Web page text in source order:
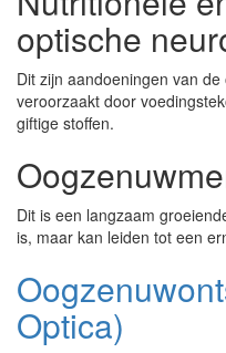
optische
Dit zijn aandoeningen van
veroorzaakt door
giftige stoffen.
Dit is een langzaam
is, maar kan leiden tot een
Optica)